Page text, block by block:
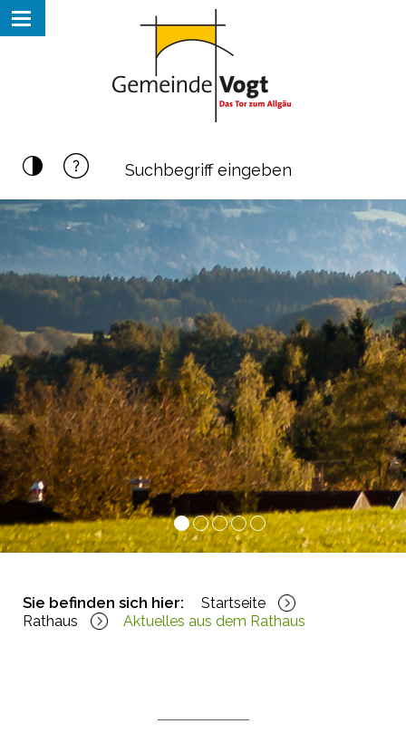
1 2 3 4 5
Sie befinden sich hier:
Startseite
Rathaus
Aktuelles aus dem Rathaus